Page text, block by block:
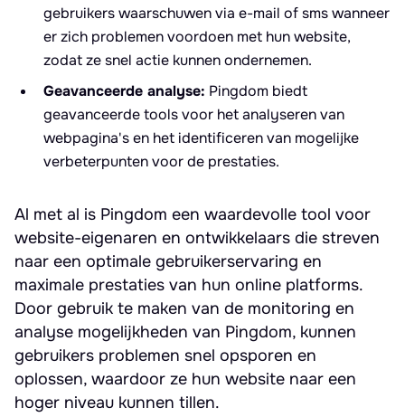
gebruikers waarschuwen via e-mail of sms wanneer
er zich problemen voordoen met hun website,
zodat ze snel actie kunnen ondernemen.
Geavanceerde analyse: Pingdom biedt
geavanceerde tools voor het analyseren van
webpagina's en het identificeren van mogelijke
verbeterpunten voor de prestaties.
Al met al is Pingdom een waardevolle tool voor
website-eigenaren en ontwikkelaars die streven
naar een optimale gebruikerservaring en
maximale prestaties van hun online platforms.
Door gebruik te maken van de monitoring en
analyse mogelijkheden van Pingdom, kunnen
gebruikers problemen snel opsporen en
oplossen, waardoor ze hun website naar een
hoger niveau kunnen tillen.